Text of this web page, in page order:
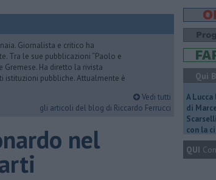
Giornalista e critico ha
Tra le sue pubblicazioni “Paolo e
Gremese. Ha diretto la rivista
pubbliche. Attualmente è
Vedi tutti
gli articoli del blog di Riccardo Ferrucci
nel
Qui
A
di
con la
QUI